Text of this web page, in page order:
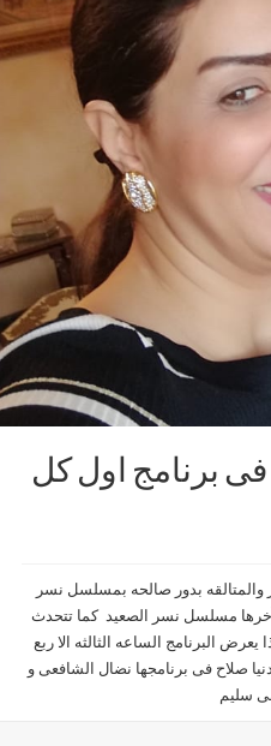
فى برنامج اول كل
والمتالقه بدور صالحه بمسلسل نسر
مسلسل نسر الصعيد كما تتحدث
البرنامج الساعه الثالثه الا ربع
صلاح فى برنامجها نضال الشافعى و
سليم